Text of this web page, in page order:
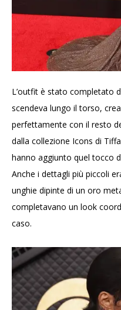
L’outfit è stato completato
scendeva lungo il torso,
perfettamente con il resto
dalla collezione Icons di
hanno aggiunto quel tocco
Anche i dettagli più piccoli
unghie dipinte di un oro
completavano un look
caso.